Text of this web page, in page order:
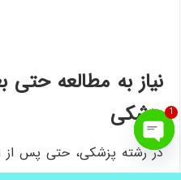
نیاز به مطالعه حتی
پزشکی
در رشته پزشکی، حتی پس از
Open
chaty
1